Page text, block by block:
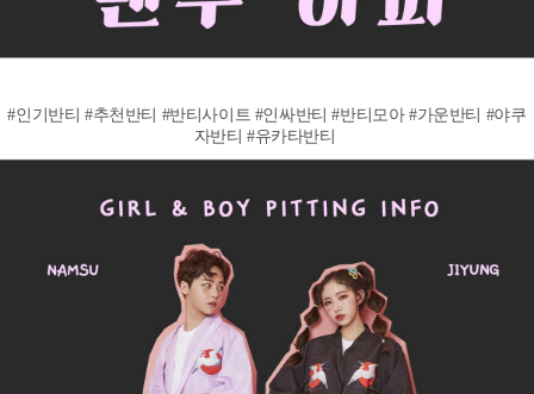
#인기반티 #추천반티 #반티사이트 #인싸반티 #반티모아 #가운반티 #야쿠
자반티 #유카타반티